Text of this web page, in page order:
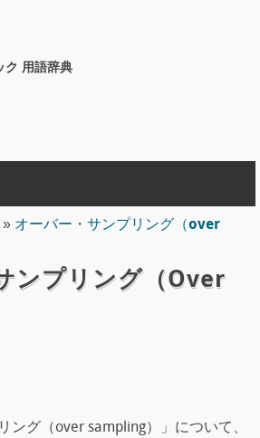
ク 用語辞典
» オーバー・サンプリング（over
ンプリング（over
ング（over sampling）」について、